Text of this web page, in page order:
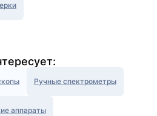
Ручные спектрометры
аппараты